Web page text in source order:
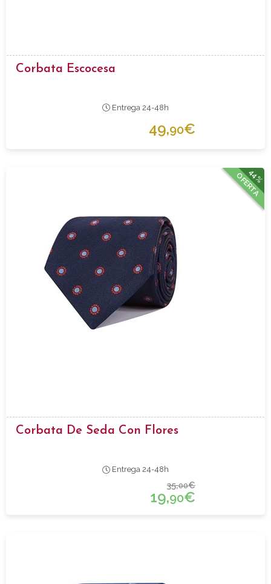
Corbata Escocesa
Entrega 24-48h
49,90€
44%
OFERTA
Corbata De Seda Con Flores
Entrega 24-48h
35,00€
19,90€